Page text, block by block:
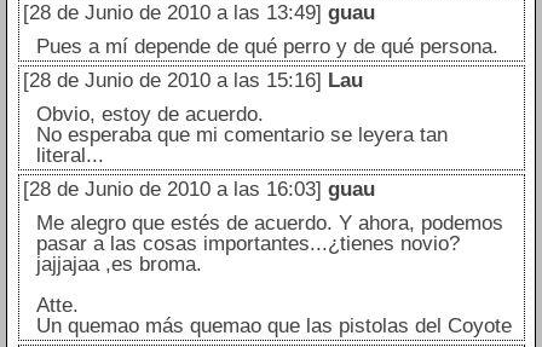
[28 de Junio de 2010 a las 13:49] guau
Pues a mí depende de qué perro y de qué persona.
[28 de Junio de 2010 a las 15:16] Lau
Obvio, estoy de acuerdo.
No esperaba que mi comentario se leyera tan
literal...
[28 de Junio de 2010 a las 16:03] guau
Me alegro que estés de acuerdo. Y ahora, podemos
pasar a las cosas importantes...¿tienes novio?
jajjajaa ,es broma.
Atte.
Un quemao más quemao que las pistolas del Coyote